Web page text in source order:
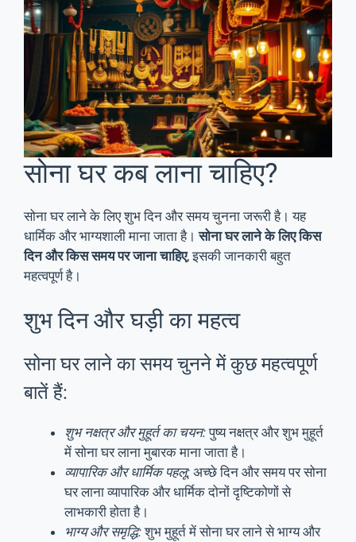
सोना घर कब लाना चाहिए?
सोना घर लाने के लिए शुभ दिन और समय चुनना जरूरी है। यह
धार्मिक और भाग्यशाली माना जाता है।सोना घर लाने के लिए किस
दिन और किस समय पर जाना चाहिए, इसकी जानकारी बहुत
महत्वपूर्ण है।
शुभ दिन और घड़ी का महत्व
सोना घर लाने का समय चुनने में कुछ महत्वपूर्ण
बातें हैं:
शुभ नक्षत्र और मुहूर्त का चयन:पुष्य नक्षत्र और शुभ मुहूर्त
में सोना घर लाना मुबारक माना जाता है।
व्यापारिक और धार्मिक पहलू: अच्छे दिन और समय पर सोना
घर लाना व्यापारिक और धार्मिक दोनों दृष्टिकोणों से
लाभकारी होता है।
भाग्य और समृद्धि:शुभ मुहूर्त में सोना घर लाने से भाग्य और